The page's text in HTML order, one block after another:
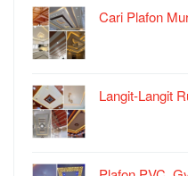
Cari Plafon
Langit-Langit